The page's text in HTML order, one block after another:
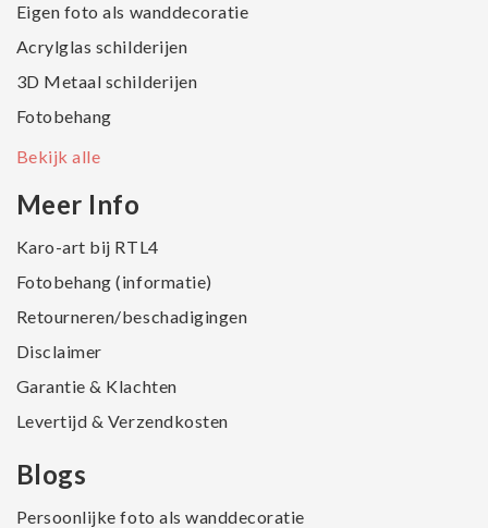
Eigen foto als wanddecoratie
Acrylglas schilderijen
3D Metaal schilderijen
Fotobehang
Bekijk alle
Meer Info
Karo-art bij RTL4
Fotobehang (informatie)
Retourneren/beschadigingen
Disclaimer
Garantie & Klachten
Levertijd & Verzendkosten
Blogs
Persoonlijke foto als wanddecoratie